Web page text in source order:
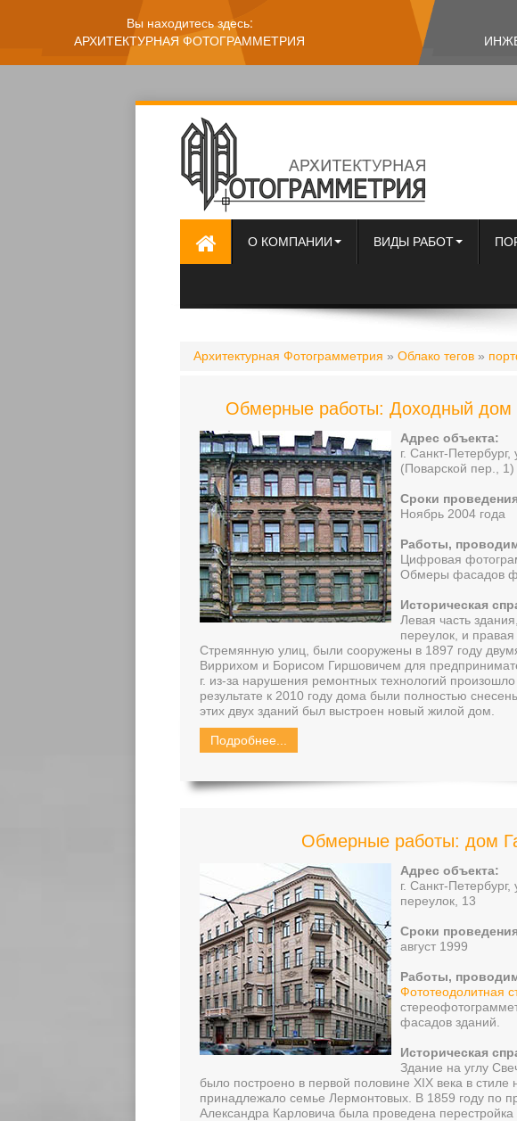
Вы находитесь здесь:
АРХИТЕКТУРНАЯ ФОТОГРАММЕТРИЯ
О КОМПАНИИ ВИДЫ РАБОТ
Архитектурная Фотограмметрия » Облако тегов »
Обмерные работы: Доходный
Адрес объекта:
г. Санкт-
(Поварской пер., 1)
Сроки
Ноябрь 2004 года
Работы,
Цифровая
Обмеры фасадов
Историческая
Левая часть
переулок, и
Стремянную улиц, были сооружены в 1897 году
Виррихом и Борисом Гиршовичем для
г. из-за нарушения ремонтных технологий
результате к 2010 году дома были полностью
этих двух зданий был выстроен новый жилой дом.
Подробнее...
Обмерные работы: дом
Адрес объекта:
г. Санкт-
переулок, 13
Сроки
август 1999
Работы,
Фототеодолитная
фасадов зданий.
Историческая
Здание на углу
было построено в первой половине XIX века в стиле
принадлежало семье Лермонтовых. В 1859 году по
Александра Карловича была проведена